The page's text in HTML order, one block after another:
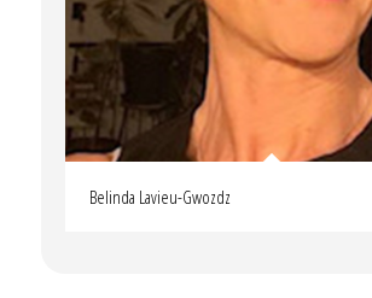
Belinda Lavieu-Gwozdz